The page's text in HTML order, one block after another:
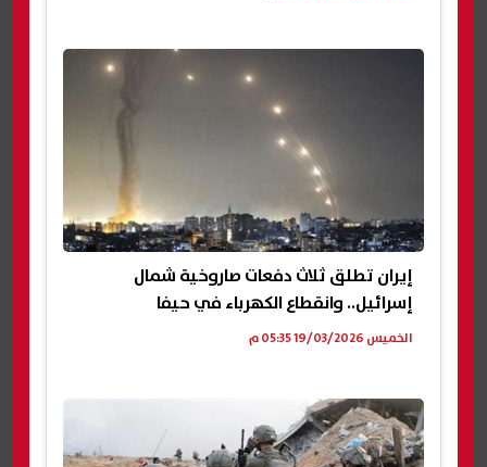
إيران تطلق ثلاث دفعات صاروخية شمال
إسرائيل.. وانقطاع الكهرباء في حيفا
الخميس 19/03/2026 05:35 م